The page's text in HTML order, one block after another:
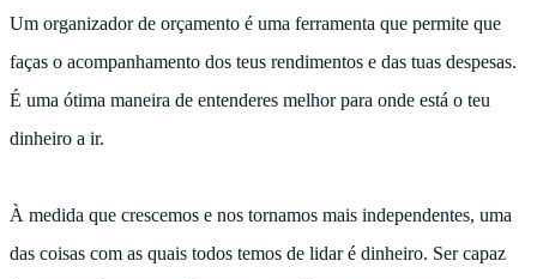
Um organizador de orçamento é uma ferramenta que permite que
faças o acompanhamento dos teus rendimentos e das tuas despesas.
É uma ótima maneira de entenderes melhor para onde está o teu
dinheiro a ir.
À medida que crescemos e nos tornamos mais independentes, uma
das coisas com as quais todos temos de lidar é dinheiro. Ser capaz